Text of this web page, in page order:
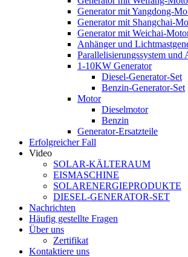
Generator mit Yangdong-
Generator mit Shangchai-
Generator mit Weichai-
Anhänger und
Parallelisierungssystem und
1-10KW Generator
Diesel-Generator-Set
Benzin-Generator-Set
Motor
Dieselmotor
Benzin
Generator-Ersatzteile
Erfolgreicher Fall
Video
SOLAR-KÄLTERAUM
EISMASCHINE
SOLARENERGIEPRODUKTE
DIESEL-GENERATOR-SET
Nachrichten
Häufig gestellte Fragen
Über uns
Zertifikat
Kontaktiere uns